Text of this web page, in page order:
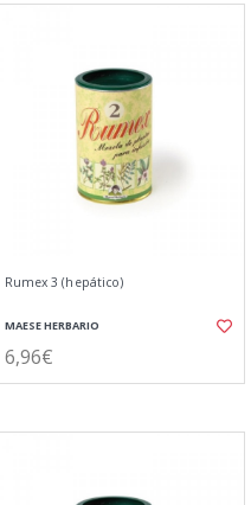
Rumex 3 (hepático)
MAESE HERBARIO
6,96€